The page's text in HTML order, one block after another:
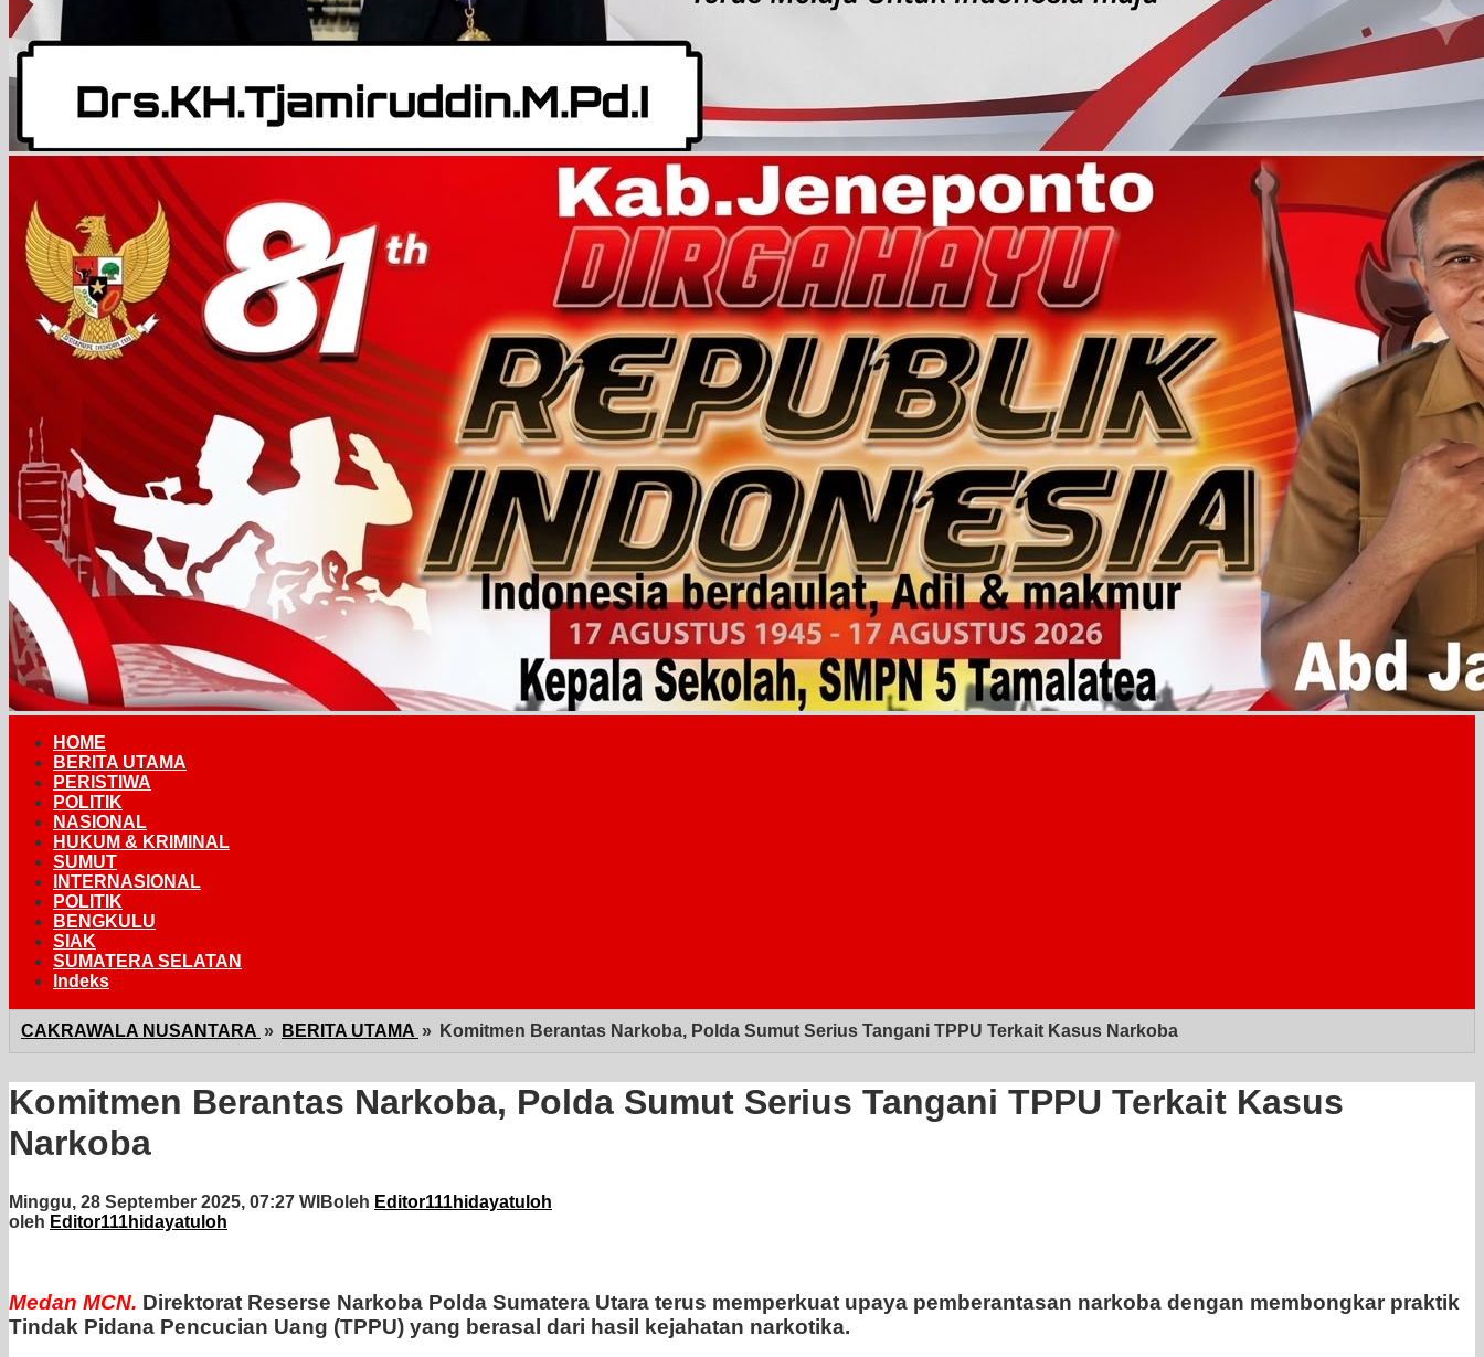
HOME
BERITA UTAMA
PERISTIWA
POLITIK
NASIONAL
HUKUM & KRIMINAL
SUMUT
INTERNASIONAL
POLITIK
BENGKULU
SIAK
SUMATERA SELATAN
Indeks
CAKRAWALA NUSANTARA » BERITA UTAMA » Komitmen Berantas Narkoba, Polda Sumut Serius Tangani TPPU Terkait Kasus Narkoba
Komitmen Berantas Narkoba, Polda Sumut Serius Tangani TPPU Terkait Kasus
Narkoba
Minggu, 28 September 2025, 07:27 WIBoleh Editor111hidayatuloh
oleh Editor111hidayatuloh
Medan MCN. Direktorat Reserse Narkoba Polda Sumatera Utara terus memperkuat upaya pemberantasan narkoba dengan membongkar praktik
Tindak Pidana Pencucian Uang (TPPU) yang berasal dari hasil kejahatan narkotika.